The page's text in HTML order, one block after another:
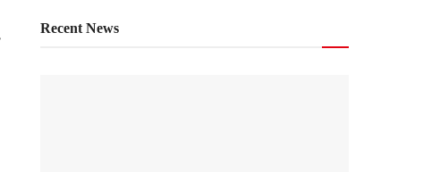
Recent News